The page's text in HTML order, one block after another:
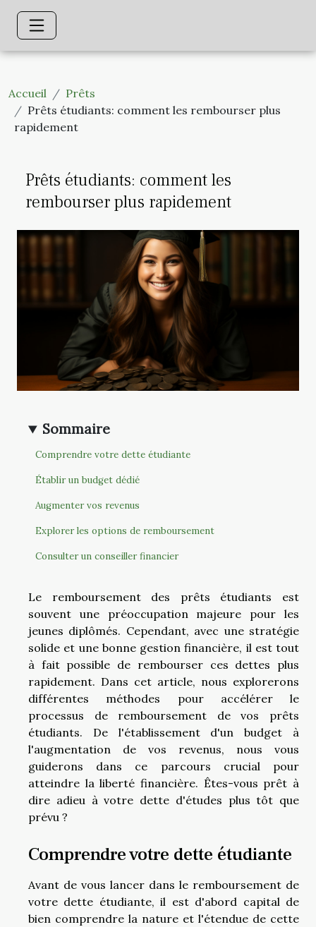
Accueil
Prêts
Prêts étudiants: comment les rembourser plus
rapidement
Prêts étudiants: comment les
rembourser plus rapidement
Sommaire
Comprendre votre dette étudiante
Établir un budget dédié
Augmenter vos revenus
Explorer les options de remboursement
Consulter un conseiller financier
Le remboursement des prêts étudiants est
souvent une préoccupation majeure pour les
jeunes diplômés. Cependant, avec une stratégie
solide et une bonne gestion financière, il est tout
à fait possible de rembourser ces dettes plus
rapidement. Dans cet article, nous explorerons
différentes méthodes pour accélérer le
processus de remboursement de vos prêts
étudiants. De l'établissement d'un budget à
l'augmentation de vos revenus, nous vous
guiderons dans ce parcours crucial pour
atteindre la liberté financière. Êtes-vous prêt à
dire adieu à votre dette d'études plus tôt que
prévu ?
Comprendre votre dette étudiante
Avant de vous lancer dans le remboursement de
votre dette étudiante, il est d'abord capital de
bien comprendre la nature et l'étendue de cette